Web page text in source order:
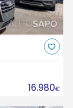
16.980€